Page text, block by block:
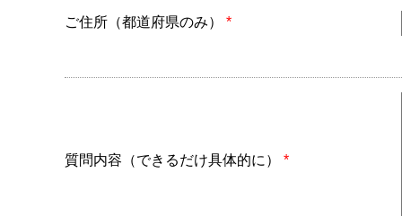
ご住所（都道府県のみ） *
質問内容（できるだけ具体的に） *